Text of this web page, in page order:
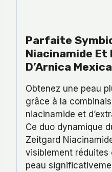
Parfaite
Niacinamide Et
D’Arnica
Obtenez une peau
grâce à la
niacinamide et
Ce duo dynamique
Zeitgard
visiblement réduites
peau